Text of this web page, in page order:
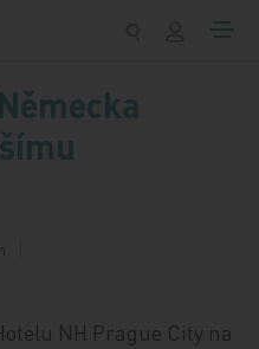
NH Prague City na